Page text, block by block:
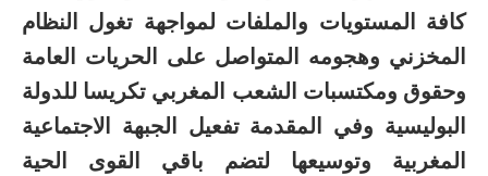
كافة المستويات والملفات لمواجهة تغول النظام
المخزني وهجومه المتواصل على الحريات العامة
وحقوق ومكتسبات الشعب المغربي تكريسا للدولة
البوليسية وفي المقدمة تفعيل الجبهة الاجتماعية
المغربية وتوسيعها لتضم باقي القوى الحية